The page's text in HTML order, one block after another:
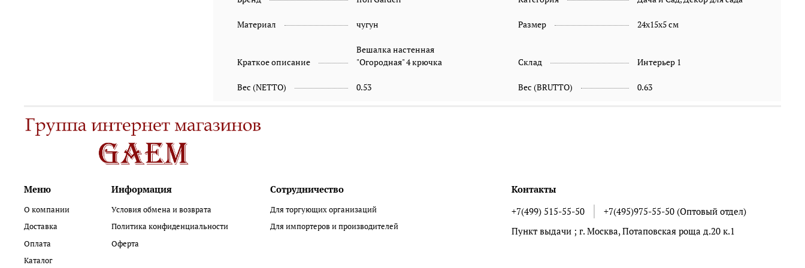
Материал чугун Размер 24х15х5 см
Краткое описание
Вешалка настенная
"Огородная" 4 крючка
Склад Интерьер 1
Вес (NETTO) 0.53 Вес (BRUTTO) 0.63
Меню
О компании
Доставка
Оплата
Каталог
Информация
Условия обмена и возврата
Политика конфиденциальности
Оферта
Сотрудничество
Для торгующих организаций
Для импортеров и производителей
Контакты
+7(499) 515-55-50
+7(495)975-55-50 (Оптовый отдел)
Пункт выдачи ; г. Москва, Потаповская роща д.20 к.1